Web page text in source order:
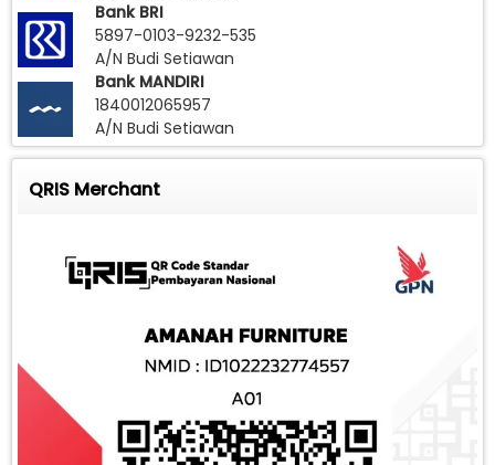
Bank BRI
5897-0103-9232-535
A/N Budi Setiawan
Bank MANDIRI
1840012065957
A/N Budi Setiawan
QRIS Merchant